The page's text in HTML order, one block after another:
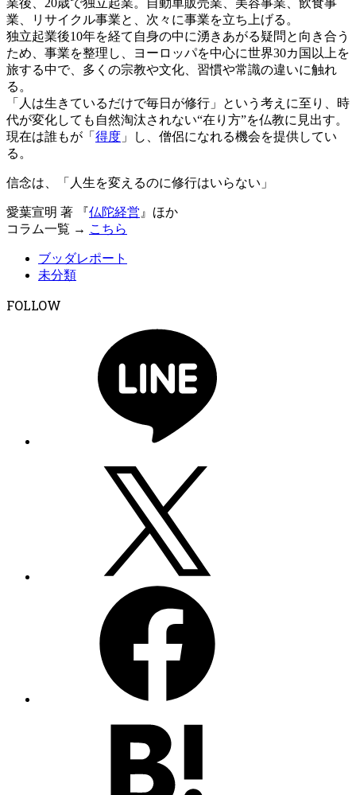
業、リサイクル事業と、次々に事業を立ち上げる。
独立起業後10年を経て自身の中に湧きあがる疑問と向き合う
ため、事業を整理し、ヨーロッパを中心に世界30カ国以上を
旅する中で、多くの宗教や文化、習慣や常識の違いに触れ
る。
「人は生きているだけで毎日が修行」という考えに至り、時
代が変化しても自然淘汰されない“在り方”を仏教に見出す。
現在は誰もが「 得度 」し、僧侶になれる機会を提供してい
る。
信念は、「人生を変えるのに修行はいらない」
愛葉宣明 著 『仏陀経営 』ほか
コラム一覧 → こちら
ブッダレポート
未分類
FOLLOW